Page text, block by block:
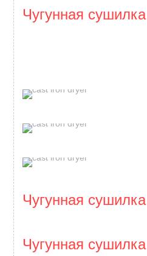
Чугунная сушилка
Чугунная сушилка
Чугунная сушилка